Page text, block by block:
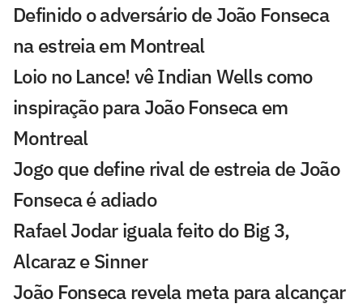
Definido o adversário de João Fonseca
na estreia em Montreal
Loio no Lance! vê Indian Wells como
inspiração para João Fonseca em
Montreal
Jogo que define rival de estreia de João
Fonseca é adiado
Rafael Jodar iguala feito do Big 3,
Alcaraz e Sinner
João Fonseca revela meta para alcançar